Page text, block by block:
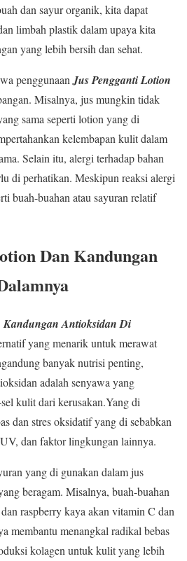
dan sayur organik, kita dapat
limbah plastik dalam upaya kita
yang lebih bersih dan sehat.
penggunaan Jus Pengganti Lotion
Misalnya, jus mungkin tidak
sama seperti lotion yang di
kelembapan kulit dalam
Selain itu, alergi terhadap bahan
di perhatikan. Meskipun reaksi alergi
buah-buahan atau sayuran relatif
Dan Kandungan
Antioksidan Di
yang menarik untuk merawat
banyak nutrisi penting,
adalah senyawa yang
kulit dari kerusakan.Yang di
dan stres oksidatif yang di sebabkan
dan faktor lingkungan lainnya.
yang di gunakan dalam jus
beragam. Misalnya, buah-buahan
raspberry kaya akan vitamin C dan
membantu menangkal radikal bebas
kolagen untuk kulit yang lebih